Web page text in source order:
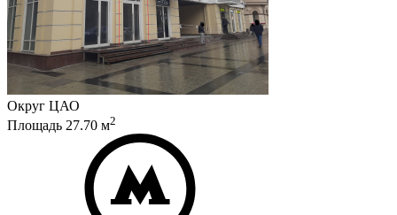
Округ ЦАО
Площадь 27.70 м2